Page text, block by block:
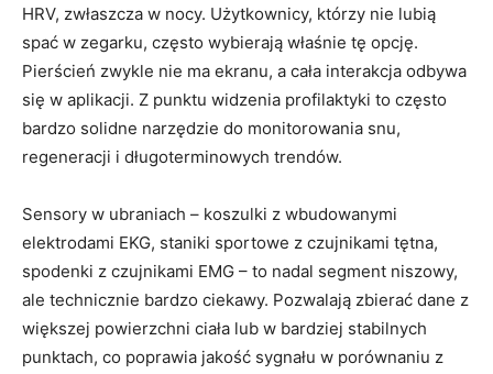
HRV, zwłaszcza w nocy. Użytkownicy, którzy nie lubią
spać w zegarku, często wybierają właśnie tę opcję.
Pierścień zwykle nie ma ekranu, a cała interakcja odbywa
się w aplikacji. Z punktu widzenia profilaktyki to często
bardzo solidne narzędzie do monitorowania snu,
regeneracji i długoterminowych trendów.
Sensory w ubraniach – koszulki z wbudowanymi
elektrodami EKG, staniki sportowe z czujnikami tętna,
spodenki z czujnikami EMG – to nadal segment niszowy,
ale technicznie bardzo ciekawy. Pozwalają zbierać dane z
większej powierzchni ciała lub w bardziej stabilnych
punktach, co poprawia jakość sygnału w porównaniu z